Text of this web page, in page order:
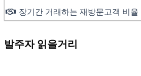
장기간 거래하는 재방문고객 비율
발주자 읽을거리